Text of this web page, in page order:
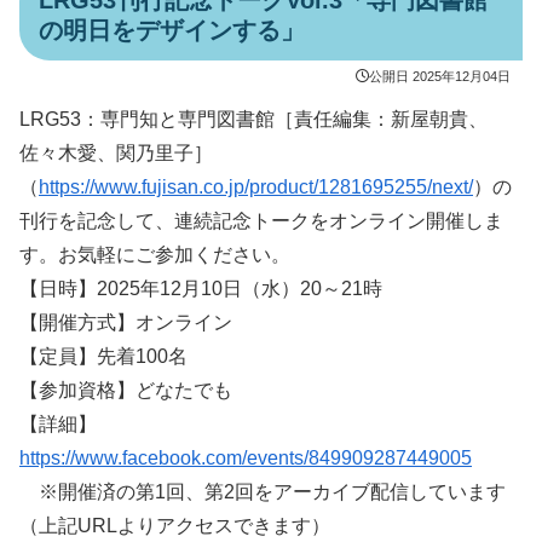
の明日をデザインする」
公開日 2025年12月04日
LRG53：専門知と専門図書館［責任編集：新屋朝貴、
佐々木愛、関乃里子］
（ https://www.fujisan.co.jp/product/1281695255/next/）の
刊行を記念して、連続記念トークをオンライン開催しま
す。お気軽にご参加ください。
【日時】2025年12月10日（水）20～21時
【開催方式】オンライン
【定員】先着100名
【参加資格】どなたでも
【詳細】
https://www.facebook.com/events/849909287449005
※開催済の第1回、第2回をアーカイブ配信しています
（上記URLよりアクセスできます）